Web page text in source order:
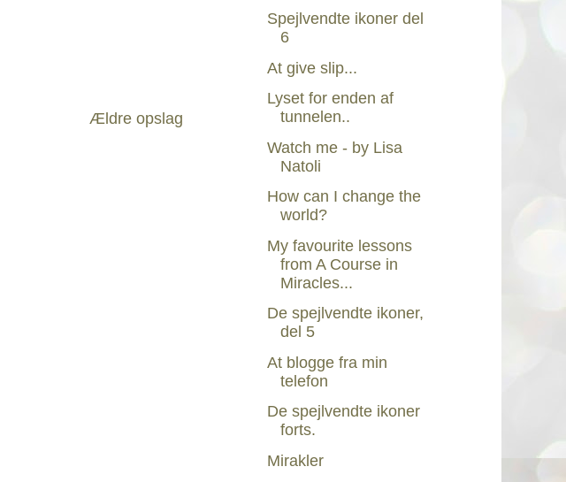
Ældre opslag
Spejlvendte ikoner del
6
At give slip...
Lyset for enden af
tunnelen..
Watch me - by Lisa
Natoli
How can I change the
world?
My favourite lessons
from A Course in
Miracles...
De spejlvendte ikoner,
del 5
At blogge fra min
telefon
De spejlvendte ikoner
forts.
Mirakler